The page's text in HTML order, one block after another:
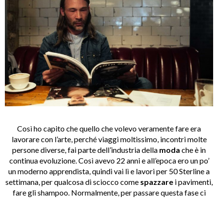
Così ho capito che quello che volevo veramente fare era
lavorare con l’arte, perché viaggi moltissimo, incontri molte
persone diverse, fai parte dell’industria della moda che è in
continua evoluzione. Così avevo 22 anni e all’epoca ero un po’
un moderno apprendista, quindi vai lì e lavori per 50 Sterline a
settimana, per qualcosa di sciocco come spazzare i pavimenti,
fare gli shampoo. Normalmente, per passare questa fase ci